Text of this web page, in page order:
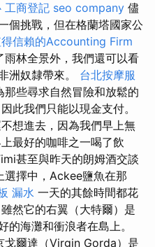
工商登記 seo company 儘
個挑戰，但在格蘭塔國家公
信賴的Accounting Firm
雨林全景外，我們還可以看
洲奴隸帶來。 台北按摩服
那些尋求自然冒險和放鬆的
此我們只能以現金支付。
想進去，因為我們早上無
最好的咖啡之一喝了飲
甚至與昨天的朗姆酒交談
選擇中，Ackee鹽魚在那
漏水 一天的其餘時間都花
然它的右翼（大特爾）是
的海灘和衝浪者在島上。
戈爾達（Virgin Gorda）是